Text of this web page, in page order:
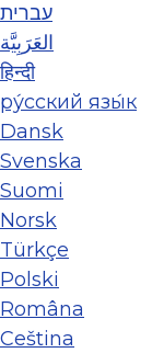
עברית
العَرَبِيَّة
हिन्दी
ру́сский язы́к
Dansk
Svenska
Suomi
Norsk
Türkçe
Polski
Româna
Ceština